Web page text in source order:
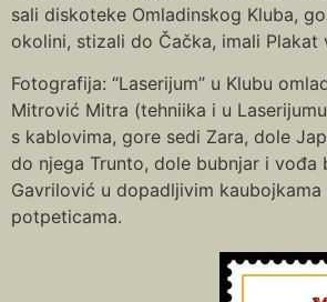
sali diskoteke Omladinskog Kluba,
okolini, stizali do Čačka, imali
Fotografija: “Laserijum” u Klubu
Mitrović Mitra (tehniika i u
s kablovima, gore sedi Zara, dole
do njega Trunto, dole bubnjar i vođa
Gavrilović u dopadljivim kaubojkama
potpeticama.